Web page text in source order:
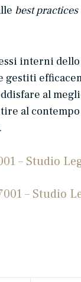
best practices
interni dello
al
al
– Studio
– Studio